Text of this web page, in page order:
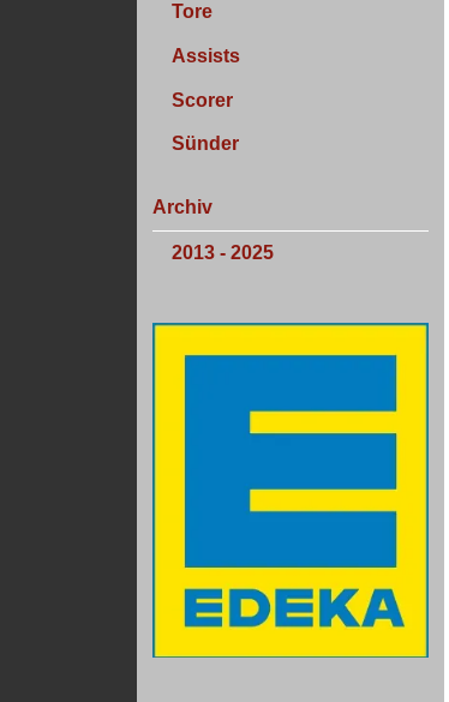
Tore
Assists
Scorer
Sünder
Archiv
2013 - 2025